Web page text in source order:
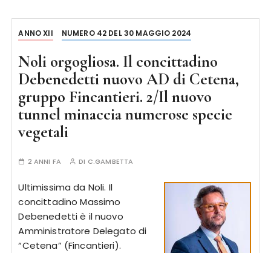
ANNO XII NUMERO 42 DEL 30 MAGGIO 2024
Noli orgogliosa. Il concittadino
Debenedetti nuovo AD di Cetena,
gruppo Fincantieri. 2/Il nuovo
tunnel minaccia numerose specie
vegetali
2 ANNI FA DI C.GAMBETTA
Ultimissima da Noli. Il
concittadino Massimo
Debenedetti è il nuovo
Amministratore Delegato di
“Cetena” (Fincantieri).